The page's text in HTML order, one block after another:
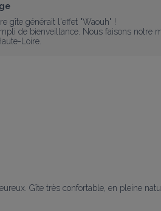
gîte générait l'effet "Waouh" !
de bienveillance. Nous faisons
Loire.
Gîte très confortable, en pleine